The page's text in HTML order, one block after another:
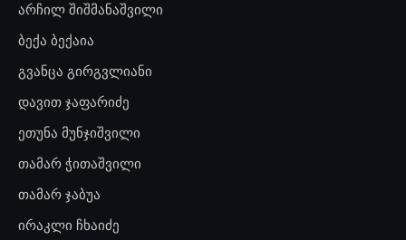
არჩილ შიშმანაშვილი
ბექა ბექაია
გვანცა გირგვლიანი
დავით ჯაფარიძე
ეთუნა მუნჯიშვილი
თამარ ჭითაშვილი
თამარ ჯაბუა
ირაკლი ჩხაიძე